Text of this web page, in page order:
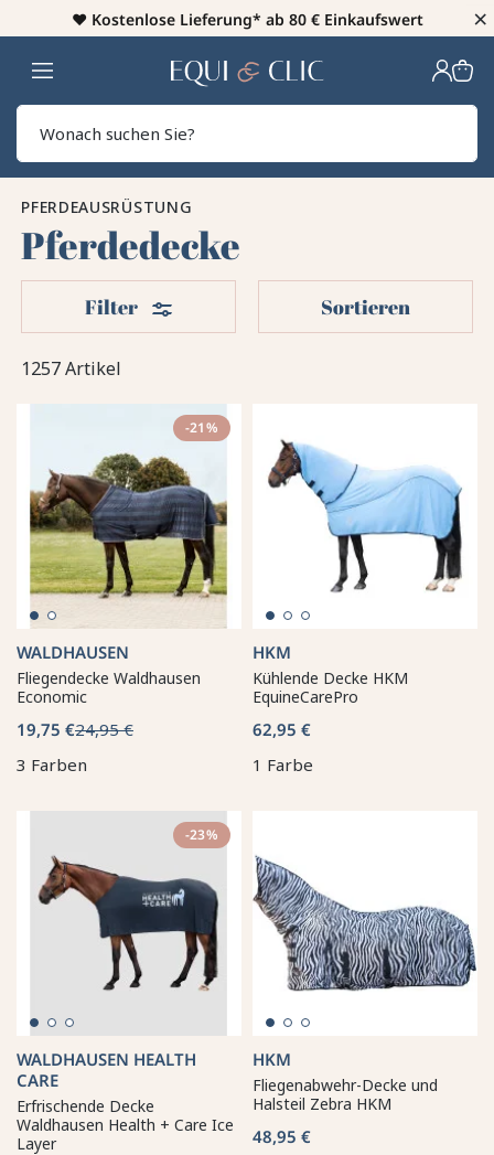
♥️ Kostenlose Lieferung* ab 80 € Einkaufswert ×
Heim
PFERDEAUSRÜSTUNG
Pferdedecke
1257 Artikel
Filter Filter Sortieren
-21%
WALDHAUSEN
Fliegendecke Waldhausen
Economic
19,75 €24,95 €
3 Farben
HKM
Kühlende Decke HKM
EquineCarePro
62,95 €
1 Farbe
-23%
WALDHAUSEN HEALTH
CARE
Erfrischende Decke
Waldhausen Health + Care Ice
Layer
HKM
Fliegenabwehr-Decke und
Halsteil Zebra HKM
48,95 €